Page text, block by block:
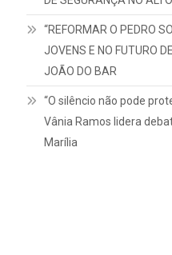
“REFORMAR O PEDRO
JOVENS E NO FUTURO
JOÃO DO BAR
“O silêncio não pode
Vânia Ramos lidera
Marília